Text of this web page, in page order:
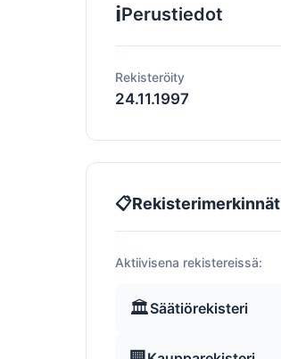
ℹ️Perustiedot
Rekisteröity
24.11.1997
📋Rekisterimerkinnät
Aktiivisena rekistereissä:
🏛️Säätiörekisteri